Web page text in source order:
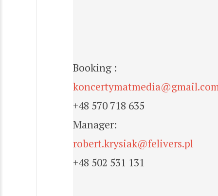
Booking :
+48 570 718 635
Manager:
robert.krysiak@felivers.pl
+48 502 531 131